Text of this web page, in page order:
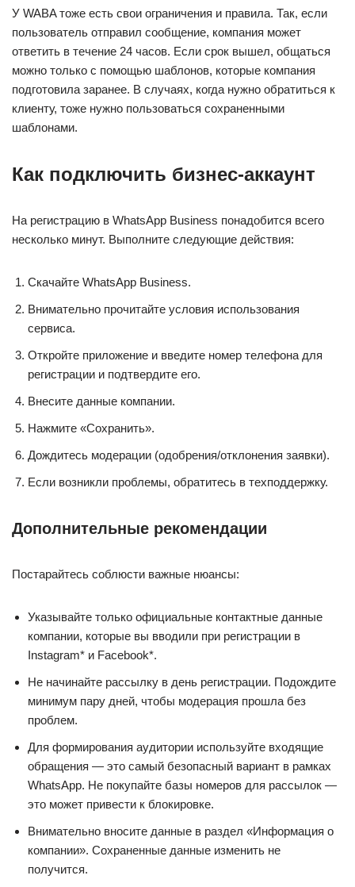
У WABA тоже есть свои ограничения и правила. Так, если
пользователь отправил сообщение, компания может
ответить в течение 24 часов. Если срок вышел, общаться
можно только с помощью шаблонов, которые компания
подготовила заранее. В случаях, когда нужно обратиться к
клиенту, тоже нужно пользоваться сохраненными
шаблонами.
Как подключить бизнес-аккаунт
На регистрацию в WhatsApp Business понадобится всего
несколько минут. Выполните следующие действия:
Скачайте WhatsApp Business.
Внимательно прочитайте условия использования
сервиса.
Откройте приложение и введите номер телефона для
регистрации и подтвердите его.
Внесите данные компании.
Нажмите «Сохранить».
Дождитесь модерации (одобрения/отклонения заявки).
Если возникли проблемы, обратитесь в техподдержку.
Дополнительные рекомендации
Постарайтесь соблюсти важные нюансы:
Указывайте только официальные контактные данные
компании, которые вы вводили при регистрации в
Instagram* и Facebook*.
Не начинайте рассылку в день регистрации. Подождите
минимум пару дней, чтобы модерация прошла без
проблем.
Для формирования аудитории используйте входящие
обращения — это самый безопасный вариант в рамках
WhatsApp. Не покупайте базы номеров для рассылок —
это может привести к блокировке.
Внимательно вносите данные в раздел «Информация о
компании». Сохраненные данные изменить не
получится.